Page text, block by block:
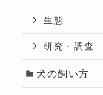
生態
研究・調査
犬の飼い方